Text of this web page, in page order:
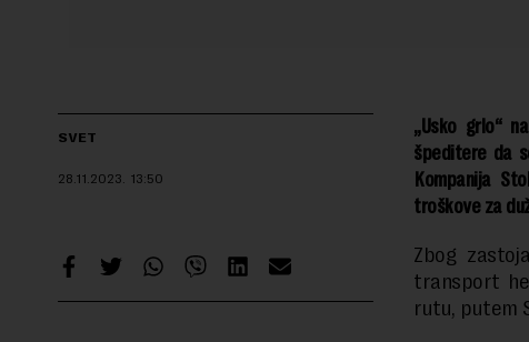
SVET
28.11.2023. 13:50
„Usko grlo“
špeditere da
Kompanija
troškove za
Zbog
transport
rutu, putem